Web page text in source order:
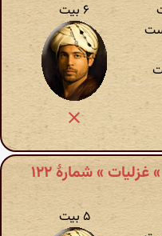
۶ بیت
» شمارهٔ ۱۲۲
۵ بیت